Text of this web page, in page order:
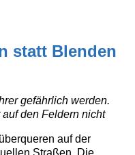
statt Blenden
gefährlich werden.
den Feldern nicht
auf der
Straßen. Die